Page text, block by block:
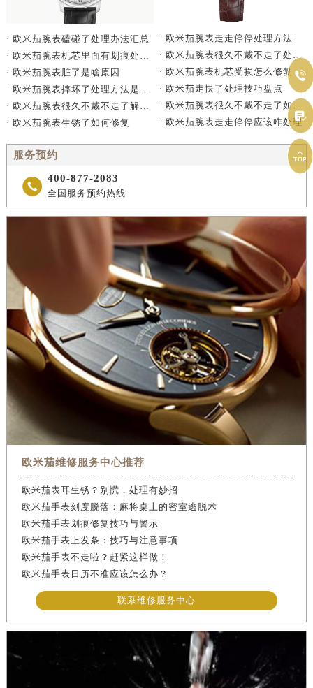
· 欧米茄腕表磕碰了处理办法汇总
· 欧米茄腕表脏了是啥原因
· 欧米茄腕表生锈了如何修复
· 欧米茄腕表走走停停处理方法
· 欧米茄腕表机芯受损怎么修复
· 欧米茄走快了处理技巧盘点
· 欧米茄腕表很久不戴不走了如何处理
· 欧米茄腕表走走停停应该咋处理
服务预约
 400-877-2083
全国服务预约热线
欧米茄维修服务中心推荐
欧米茄表耳生锈？别慌，处理有妙招
欧米茄手表刻度脱落：麻将桌上的密室逃脱术
欧米茄手表划痕修复技巧与警示
欧米茄手表上发条：技巧与注意事项
欧米茄手表不走啦？赶紧这样做！
欧米茄手表日历不准应该怎么办？
联系维修服务中心


